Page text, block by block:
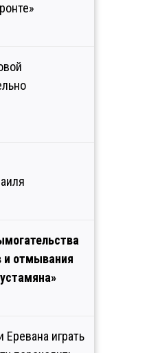
и отмывания
играть